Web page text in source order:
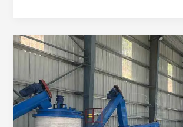
Hot
Washing
Cold
Washing
for
PET